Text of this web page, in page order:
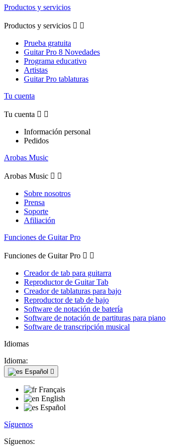
Productos y servicios
Productos y servicios  
Prueba gratuita
Guitar Pro 8 Novedades
Programa educativo
Artistas
Guitar Pro tablaturas
Tu cuenta
Tu cuenta  
Información personal
Pedidos
Arobas Music
Arobas Music  
Sobre nosotros
Prensa
Soporte
Afiliación
Funciones de Guitar Pro
Funciones de Guitar Pro  
Creador de tab para guitarra
Reproductor de Guitar Tab
Creador de tablaturas para bajo
Reproductor de tab de bajo
Software de notación de batería
Software de notación de partituras para piano
Software de transcripción musical
Idiomas
Idioma:
Español 
Français
English
Español
Síguenos
Síguenos: